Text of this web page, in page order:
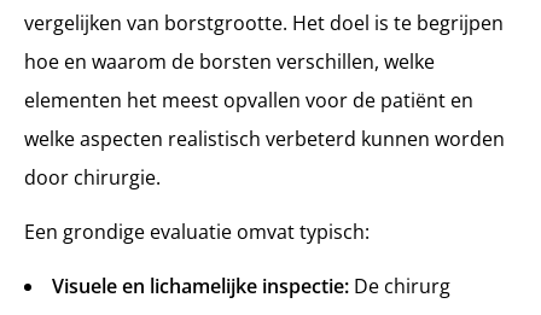
vergelijken van borstgrootte. Het doel is te begrijpen
hoe en waarom de borsten verschillen, welke
elementen het meest opvallen voor de patiënt en
welke aspecten realistisch verbeterd kunnen worden
door chirurgie.
Een grondige evaluatie omvat typisch:
Visuele en lichamelijke inspectie: De chirurg